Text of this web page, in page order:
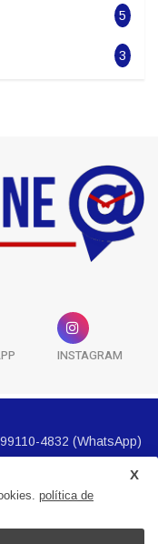
política de
1966
5681
INSTAGRAM
4832 (WhatsApp)